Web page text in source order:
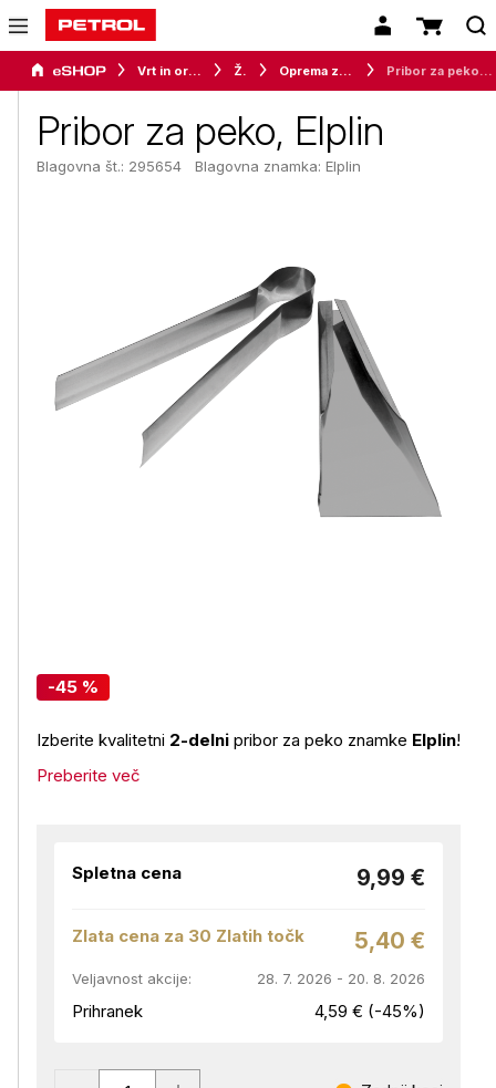
Vrt in orodje Žari Oprema za žar
Pribor za peko, Elplin
Blagovna št.: 295654 Blagovna znamka: Elplin
-45 %
Izberite kvalitetni 2-delni pribor za peko znamke Elplin!
Preberite več
Spletna cena 9,99 €
Zlata cena za 30 Zlatih točk 5,40 €
Veljavnost akcije: 28. 7. 2026 - 20. 8. 2026
Prihranek 4,59 € (-45%)